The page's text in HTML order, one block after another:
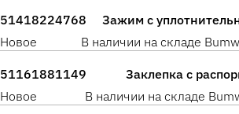
51418224768
Зажим с
Новое
В наличии на складе
51161881149
Заклепка с
Новое
В наличии на складе